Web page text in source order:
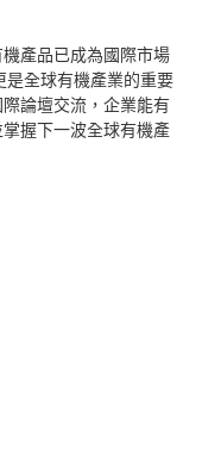
產品已成為國際市場
是全球有機產業的重要
論壇交流，企業能有
握下一波全球有機產